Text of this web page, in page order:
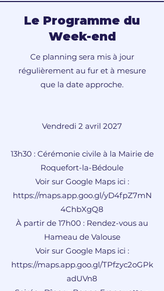
Le Programme du
Week-end
Ce planning sera mis à jour
régulièrement au fur et à mesure
que la date approche.
Vendredi 2 avril 2027
13h30 : Cérémonie civile à la Mairie de
Roquefort-la-Bédoule
Voir sur Google Maps ici :
https://maps.app.goo.gl/yD4fpZ7mN
4ChbXgQ8
À partir de 17h00 : Rendez-vous au
Hameau de Valouse
Voir sur Google Maps ici :
https://maps.app.goo.gl/TPfzyc2oGPk
adUVn8